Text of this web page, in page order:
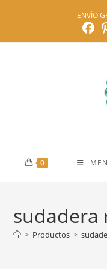
ENVÍO
0
sudadera
> Productos >